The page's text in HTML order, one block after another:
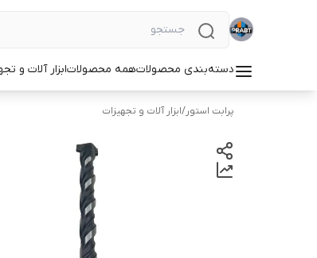
دسته‌بندی محصولاتهمه محصولاتابزار آلات و
پرابت استور/ابزار آلات و تجهیزات